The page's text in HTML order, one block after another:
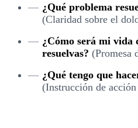
¿Qué problema
(Claridad sobre el
¿Cómo será mi vida
resuelvas? (Promesa
¿Qué tengo que
(Instrucción de